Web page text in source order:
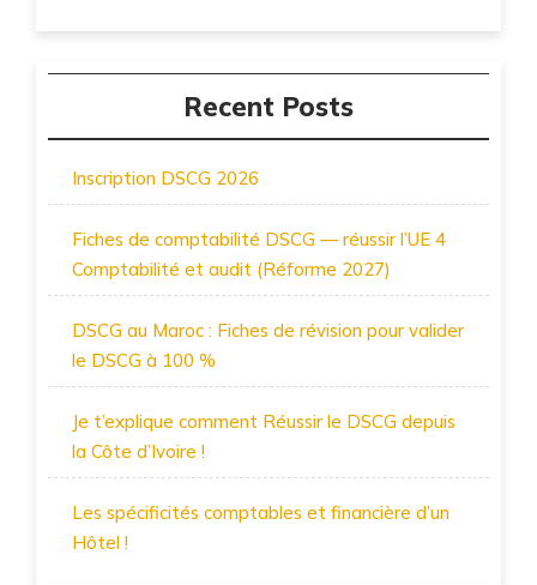
Recent Posts
Inscription DSCG 2026
Fiches de comptabilité DSCG — réussir l’UE 4
Comptabilité et audit (Réforme 2027)
DSCG au Maroc : Fiches de révision pour valider
le DSCG à 100 %
Je t’explique comment Réussir le DSCG depuis
la Côte d’Ivoire !
Les spécificités comptables et financière d’un
Hôtel !